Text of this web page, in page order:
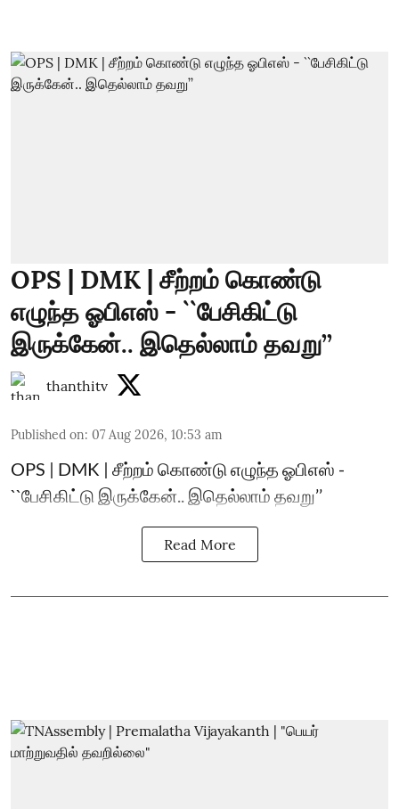
OPS | DMK | சீற்றம் கொண்டு
எழுந்த ஓபிஎஸ் - ``பேசிகிட்டு
இருக்கேன்.. இதெல்லாம் தவறு’’
thanthitv
Published on: 07 Aug 2026, 10:53 am
OPS | DMK | சீற்றம் கொண்டு எழுந்த ஓபிஎஸ் -
``பேசிகிட்டு இருக்கேன்.. இதெல்லாம் தவறு’’
Read More